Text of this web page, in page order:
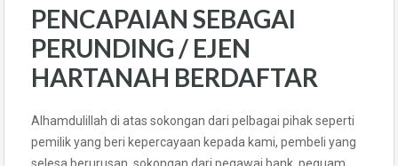
PENCAPAIAN SEBAGAI
PERUNDING / EJEN
HARTANAH BERDAFTAR
Alhamdulillah di atas sokongan dari pelbagai pihak seperti
pemilik yang beri kepercayaan kepada kami, pembeli yang
selesa berurusan, sokongan dari pegawai bank, peguam